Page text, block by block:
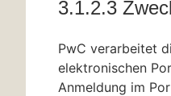
3.1.2.3
PwC verarbeitet
elektronischen
Anmeldung im